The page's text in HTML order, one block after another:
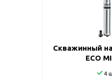
Скважинный
ECO
4